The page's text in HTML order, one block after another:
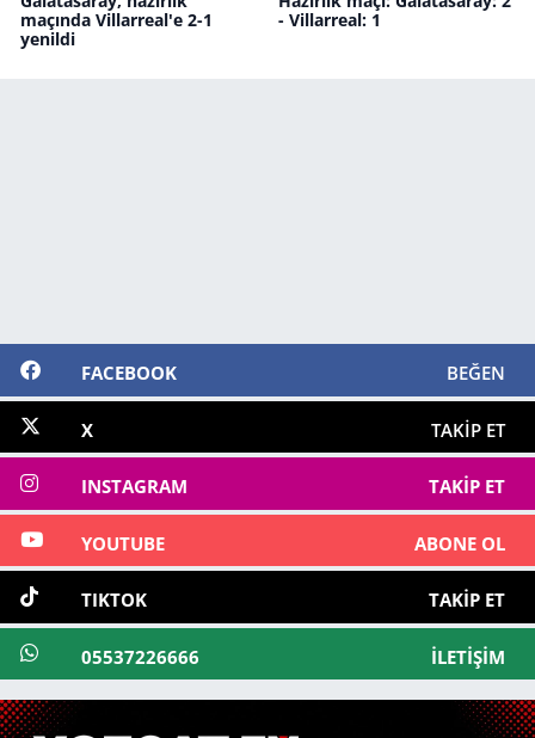
maçında Villarreal'e 2-1
yenildi
- Villarreal: 1
FACEBOOK BEĞEN
X TAKIP ET
INSTAGRAM TAKIP ET
YOUTUBE ABONE OL
TIKTOK TAKIP ET
05537226666 İLETIŞIM